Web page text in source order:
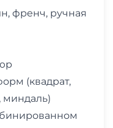
френч, ручная
(квадрат,
миндаль)